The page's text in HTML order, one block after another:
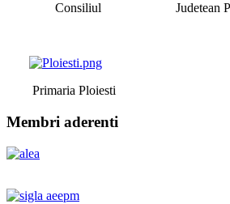
Consiliul Judetean
Primaria Ploiesti
Membri aderenti